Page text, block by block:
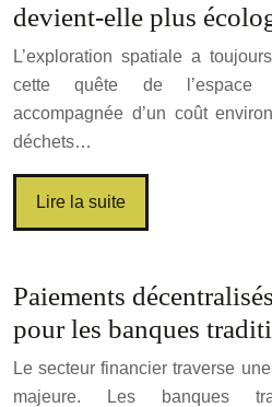
devient-elle plus
L’exploration spatiale a
cette quête de l’espace
accompagnée d’un coût
déchets…
Lire la suite
Paiements
pour les banques
Le secteur financier traverse
majeure. Les banques